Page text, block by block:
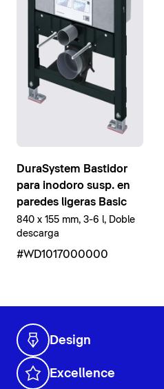
DuraSystem Bastidor
para inodoro susp. en
paredes ligeras Basic
840 x 155 mm, 3-6 l, Doble
descarga
#WD1017000000
Design
Excellence